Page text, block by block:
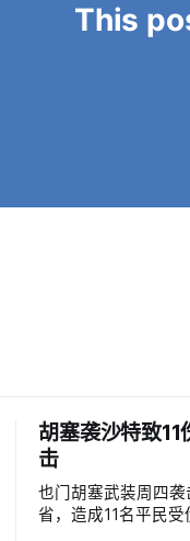
This
胡塞袭沙特致
击
也门胡塞武装周四
省，造成11名平民